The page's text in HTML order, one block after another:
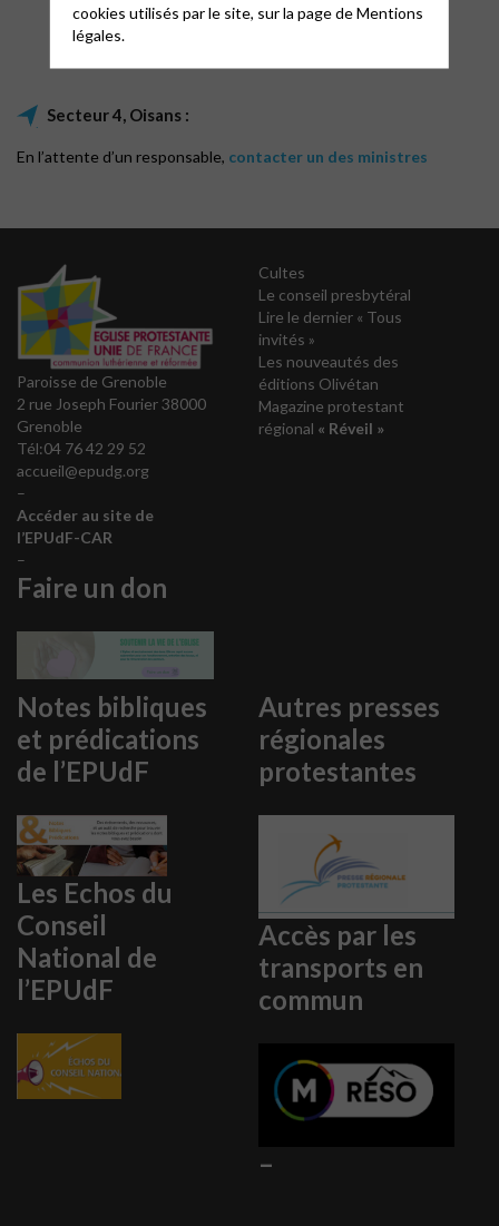
Élisabeth Muller
Secteur 4, Oisans :
En l’attente d’un responsable, contacter un des ministres
Paroisse de Grenoble
2 rue Joseph Fourier 38000
Grenoble
Tél:04 76 42 29 52
accueil@epudg.org
–
Accéder au site de
l’EPUdF-CAR
–
Faire un don
Cultes
Le conseil presbytéral
Lire le dernier « Tous
invités »
Les nouveautés des
éditions Olivétan
Magazine protestant
régional « Réveil »
Notes bibliques
et prédications
de l’EPUdF
Les Echos du
Conseil
National de
l’EPUdF
Autres presses
régionales
protestantes
Accès par les
transports en
commun
–
cookies utilisés par le site, sur la page deMentions
légales.